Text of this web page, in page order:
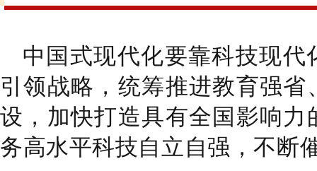
中国式现代化要靠科技现
引领战略，统筹推进教育强
设，加快打造具有全国影响
务高水平科技自立自强，不断